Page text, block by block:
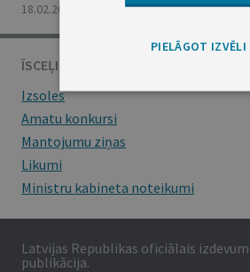
18.02.2000., Nr. 55/57
ĪSCEĻI
Izsoles
Amatu konkursi
Mantojumu ziņas
Likumi
Ministru kabineta noteikumi
Latvijas Republikas oficiālais
publikācija.
PIELĀGOT IZVĒLI